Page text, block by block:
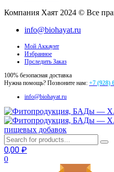
Компания Хаят 2024 © Все
info@biohayat.ru
Мой Аккаунт
Избранное
Прследить Заказ
100% безопасная доставка
Нужна помощь? Позвоните нам: +7 (928)
info@biohayat.ru
пищевых добавок
0,00 ₽
0